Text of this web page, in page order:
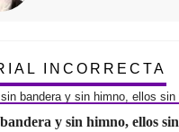
INCORRECTA
y sin himno, ellos sin